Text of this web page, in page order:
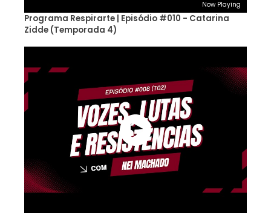
Now Playing
Programa Respirarte | Episódio #010 - Catarina
Zidde (Temporada 4)